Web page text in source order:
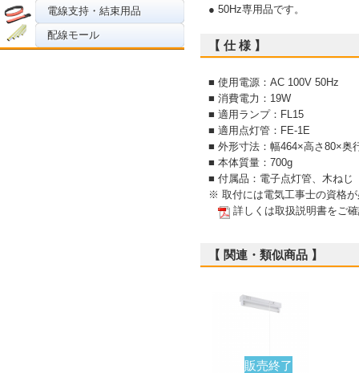
電線支持・結束用品
配線モール
● 50Hz専用品です。
【 仕 様 】
■ 使用電源：AC 100V 50Hz
■ 消費電力：19W
■ 適用ランプ：FL15
■ 適用点灯管：FE-1E
■ 外形寸法：幅464×高さ80×奥
■ 本体質量：700g
■ 付属品：電子点灯管、木ねじ
※ 取付には電気工事士の資格
詳しくは取扱説明書をご
【 関連・類似商品 】
販売終了